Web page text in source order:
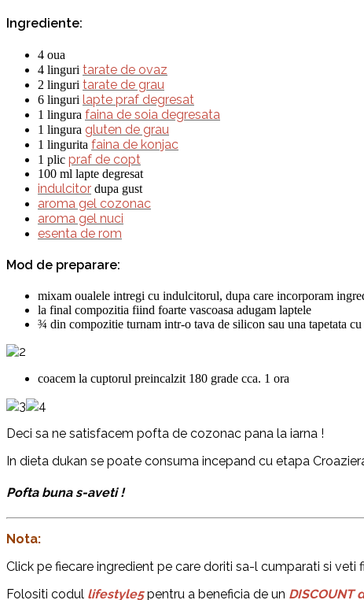
Ingrediente:
4 oua
4 linguri tarate de ovaz
2 linguri tarate de grau
6 linguri lapte praf degresat
1 lingura faina de soia degresata
1 lingura gluten de grau
1 lingurita faina de konjac
1 plic praf de copt
100 ml lapte degresat
indulcitor dupa gust
aroma gel cozonac
aroma gel nuci
esenta de rom
Mod de preparare:
mixam oualele intregi cu indulcitorul, dupa care incorporam
la final compozitia fiind foarte vascoasa adugam laptele
¾ din compozitie turnam intr-o tava de silicon sau una tapetata
coacem la cuptorul preincalzit 180 grade cca. 1 ora
Deci sa ne satisfacem pofta de cozonac pana la iarna !
In dieta dukan se poate consuma incepand cu etapa
Pofta buna s-aveti !
Nota:
Click pe fiecare ingredient pe care doriti sa-l cumparati si veti
Folositi codul lifestyle5pentru a beneficia de un DISCOUNT